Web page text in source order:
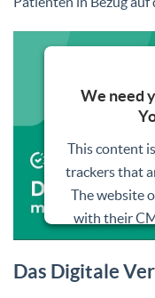
We need
This content
trackers that
The website
with their
list
Das Digitale